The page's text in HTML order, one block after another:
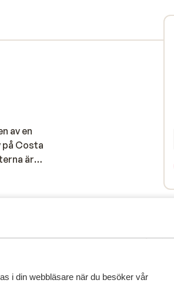
i din webbläsare när du besöker vår
av en
Costa
är
du kan
drink
ha roligt